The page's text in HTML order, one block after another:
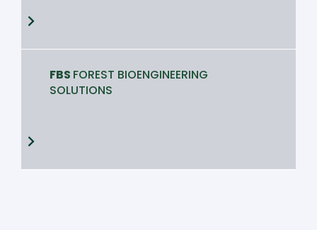
FBS FOREST BIOENGINEERING
SOLUTIONS